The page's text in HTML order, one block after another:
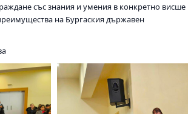
със знания и умения в конкретно висше
на Бургаския държавен